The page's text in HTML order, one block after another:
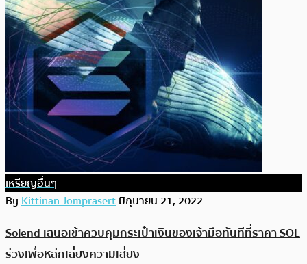
เหรียญอื่นๆ
ByKittinan Jomprasertมิถุนายน 21, 2022
Solend เสนอเข้าควบคุมกระเป๋าเงินของเจ้ามือทันทีที่ราคา SOL
ร่วงเพื่อหลีกเลี่ยงความเสี่ยง